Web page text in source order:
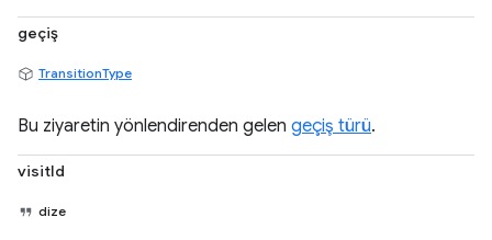
geçiş
TransitionType
Bu ziyaretin yönlendirenden gelen geçiş türü.
visitId
dize